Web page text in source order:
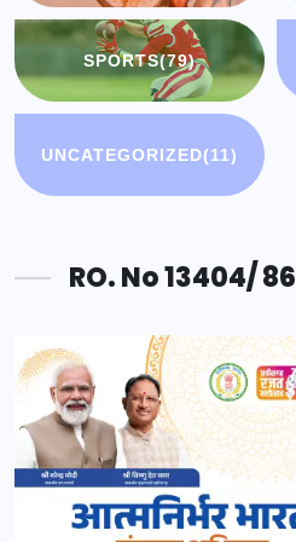
SPORTS(79)
UNCATEGORIZED(11)
RO. No 13404/ 86